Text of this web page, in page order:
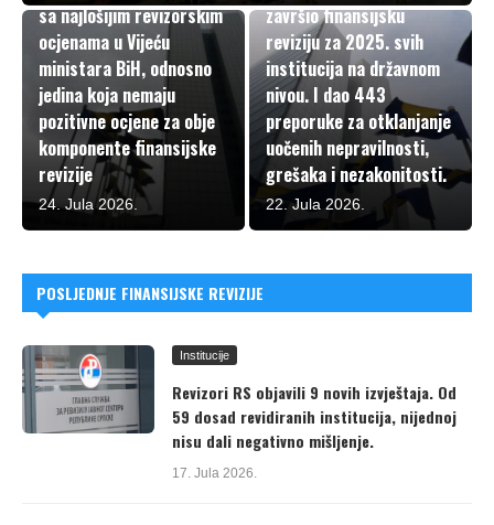
sa najlošijim revizorskim
ocjenama u Vijeću
ministara BiH, odnosno
jedina koja nemaju
pozitivne ocjene za obje
komponente finansijske
revizije
24. Jula 2026.
završio finansijsku
reviziju za 2025. svih
institucija na državnom
nivou. I dao 443
preporuke za otklanjanje
uočenih nepravilnosti,
grešaka i nezakonitosti.
22. Jula 2026.
POSLJEDNJE FINANSIJSKE REVIZIJE
Institucije
Revizori RS objavili 9 novih izvještaja. Od
59 dosad revidiranih institucija, nijednoj
nisu dali negativno mišljenje.
17. Jula 2026.